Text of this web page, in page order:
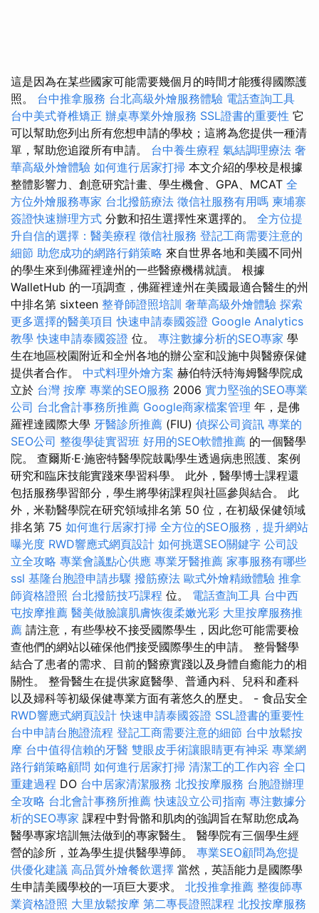
這是因為在某些國家可能需要幾個月的時間才能獲得國際護
照。 台中推拿服務 台北高級外燴服務體驗 電話查詢工具
台中美式脊椎矯正 辦桌專業外燴服務 SSL證書的重要性 它
可以幫助您列出所有您想申請的學校；這將為您提供一種清
單，幫助您追蹤所有申請。 台中養生療程 氣結調理療法 奢
華高級外燴體驗 如何進行居家打掃 本文介紹的學校是根據
整體影響力、創意研究計畫、學生機會、GPA、MCAT 全
方位外燴服務專家 台北撥筋療法 徵信社服務有用嗎 柬埔寨
簽證快速辦理方式 分數和招生選擇性來選擇的。 全方位提
升自信的選擇：醫美療程 徵信社服務 登記工商需要注意的
細節 助您成功的網路行銷策略 來自世界各地和美國不同州
的學生來到佛羅裡達州的一些醫療機構就讀。 根據
WalletHub 的一項調查，佛羅裡達州在美國最適合醫生的州
中排名第 sixteen 整脊師證照培訓 奢華高級外燴體驗 探索
更多選擇的醫美項目 快速申請泰國簽證 Google Analytics
教學 快速申請泰國簽證 位。 專注數據分析的SEO專家 學
生在地區校園附近和全州各地的辦公室和設施中與醫療保健
提供者合作。 中式料理外燴方案 赫伯特沃特海姆醫學院成
立於 台灣 按摩 專業的SEO服務 2006 實力堅強的SEO專業
公司 台北會計事務所推薦 Google商家檔案管理 年，是佛
羅裡達國際大學 牙醫診所推薦 (FIU) 偵探公司資訊 專業的
SEO公司 整復學徒實習班 好用的SEO軟體推薦 的一個醫學
院。 查爾斯·E·施密特醫學院鼓勵學生透過病患照護、案例
研究和臨床技能實踐來學習科學。 此外，醫學博士課程還
包括服務學習部分，學生將學術課程與社區參與結合。 此
外，米勒醫學院在研究領域排名第 50 位，在初級保健領域
排名第 75 如何進行居家打掃 全方位的SEO服務，提升網站
曝光度 RWD響應式網頁設計 如何挑選SEO關鍵字 公司設
立全攻略 專業會議點心供應 專業牙醫推薦 家事服務有哪些
ssl 基隆台胞證申請步驟 撥筋療法 歐式外燴精緻體驗 推拿
師資格證照 台北撥筋技巧課程 位。 電話查詢工具 台中西
屯按摩推薦 醫美做臉讓肌膚恢復柔嫩光彩 大里按摩服務推
薦 請注意，有些學校不接受國際學生，因此您可能需要檢
查他們的網站以確保他們接受國際學生的申請。 整骨醫學
結合了患者的需求、目前的醫療實踐以及身體自癒能力的相
關性。 整骨醫生在提供家庭醫學、普通內科、兒科和產科
以及婦科等初級保健專業方面有著悠久的歷史。 - 食品安全
RWD響應式網頁設計 快速申請泰國簽證 SSL證書的重要性
台中申請台胞證流程 登記工商需要注意的細節 台中放鬆按
摩 台中值得信賴的牙醫 雙眼皮手術讓眼睛更有神采 專業網
路行銷策略顧問 如何進行居家打掃 清潔工的工作內容 全口
重建過程 DO 台中居家清潔服務 北投按摩服務 台胞證辦理
全攻略 台北會計事務所推薦 快速設立公司指南 專注數據分
析的SEO專家 課程中對骨骼和肌肉的強調旨在幫助您成為
醫學專家培訓無法做到的專家醫生。 醫學院有三個學生經
營的診所，並為學生提供醫學導師。 專業SEO顧問為您提
供優化建議 高品質外燴餐飲選擇 當然，英語能力是國際學
生申請美國學校的一項巨大要求。 北投推拿推薦 整復師專
業資格證照 大里放鬆按摩 第二專長證照課程 北投按摩服務